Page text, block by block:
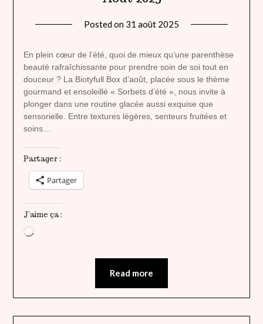
Posted on 31 août 2025
heavenly
En plein cœur de l’été, quoi de mieux qu’une parenthèse
beauté rafraîchissante pour prendre soin de soi tout en
douceur ? La Biotyfull Box d’août, placée sous le thème
gourmand et ensoleillé « Sorbets d’été », nous invite à
plonger dans une routine glacée aussi exquise que
sensorielle. Entre textures légères, senteurs fruitées et
soins…
Partager :
Partager
J’aime ça :
Chargement…
Read more